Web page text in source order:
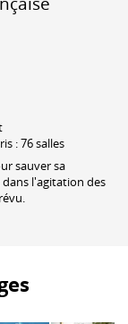
: 76 salles
sauver sa
dans l'agitation des